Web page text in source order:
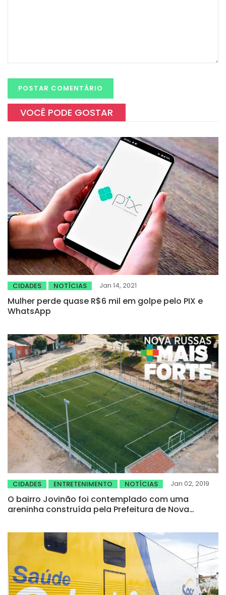
VOCÊ PODE GOSTAR
CIDADES NOTÍCIAS Jan 14, 2021
Mulher perde quase R$6 mil em golpe pelo PIX e
WhatsApp
CIDADES ENTRETENIMENTO NOTÍCIAS Jan 02, 2019
O bairro Jovinão foi contemplado com uma
areninha construída pela Prefeitura de Nova